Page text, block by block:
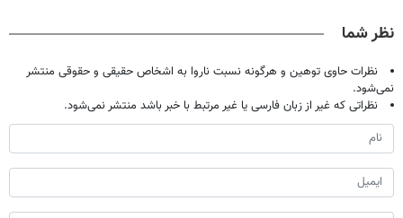
نظر شما
نظرات حاوی توهین و هرگونه نسبت ناروا به اشخاص حقیقی و حقوقی منتشر
نمی‌شود.
نظراتی که غیر از زبان فارسی یا غیر مرتبط با خبر باشد منتشر نمی‌شود.